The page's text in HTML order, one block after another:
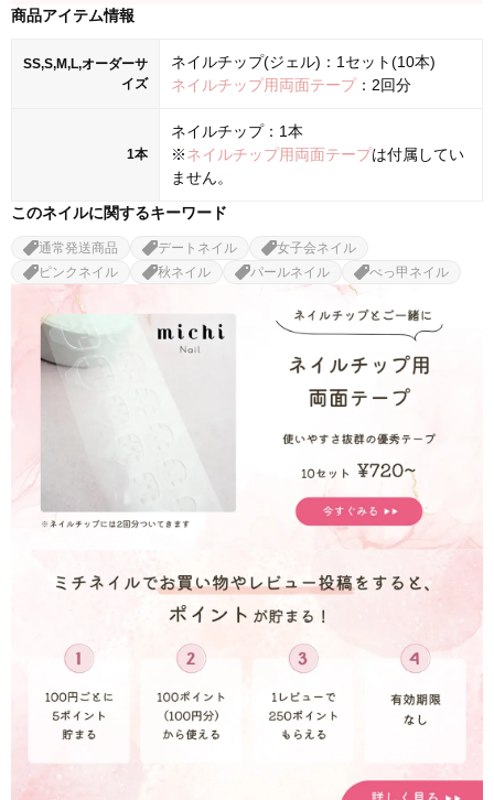
商品アイテム情報
SS,S,M,L,オーダーサ
イズ
ネイルチップ(ジェル)：1セット(10本)
ネイルチップ用両面テープ：2回分
1本
ネイルチップ：1本
※ネイルチップ用両面テープは付属してい
ません。
このネイルに関するキーワード
通常発送商品 デートネイル
女子会ネイル
ピンクネイル
秋ネイル パールネイル べっ甲ネイル